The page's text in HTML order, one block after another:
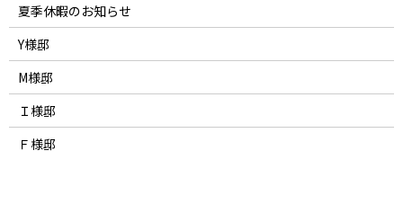
夏季休暇のお知らせ
Y様邸
M様邸
Ｉ様邸
Ｆ様邸